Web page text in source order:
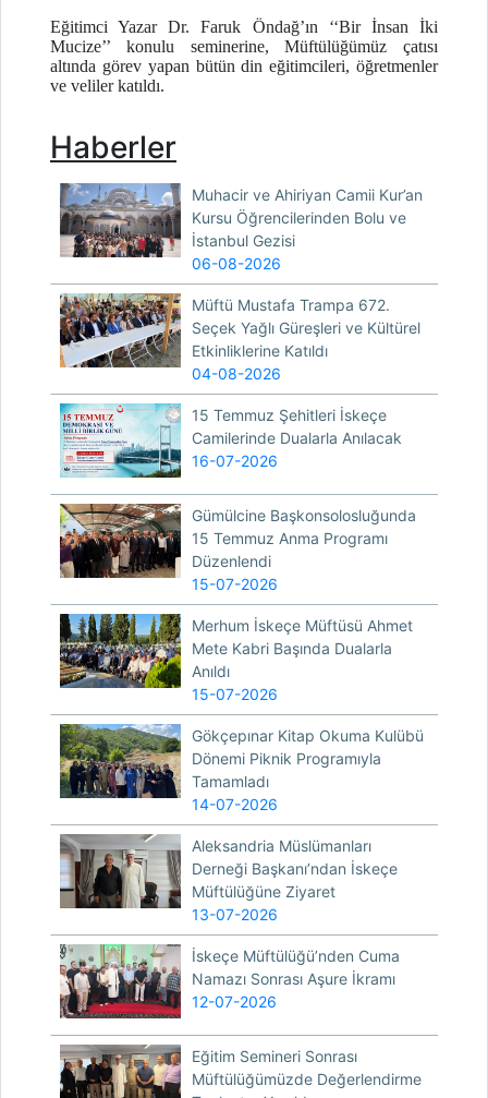
Eğitimci Yazar Dr. Faruk Öndağ’ın ‘‘Bir İnsan İki
Mucize’’ konulu seminerine, Müftülüğümüz çatısı
altında görev yapan bütün din eğitimcileri, öğretmenler
ve veliler katıldı.
Haberler
Muhacir ve Ahiriyan Camii Kur’an
Kursu Öğrencilerinden Bolu ve
İstanbul Gezisi
06-08-2026
Müftü Mustafa Trampa 672.
Seçek Yağlı Güreşleri ve Kültürel
Etkinliklerine Katıldı
04-08-2026
15 Temmuz Şehitleri İskeçe
Camilerinde Dualarla Anılacak
16-07-2026
Gümülcine Başkonsolosluğunda
15 Temmuz Anma Programı
Düzenlendi
15-07-2026
Merhum İskeçe Müftüsü Ahmet
Mete Kabri Başında Dualarla
Anıldı
15-07-2026
Gökçepınar Kitap Okuma Kulübü
Dönemi Piknik Programıyla
Tamamladı
14-07-2026
Aleksandria Müslümanları
Derneği Başkanı’ndan İskeçe
Müftülüğüne Ziyaret
13-07-2026
İskeçe Müftülüğü’nden Cuma
Namazı Sonrası Aşure İkramı
12-07-2026
Eğitim Semineri Sonrası
Müftülüğümüzde Değerlendirme